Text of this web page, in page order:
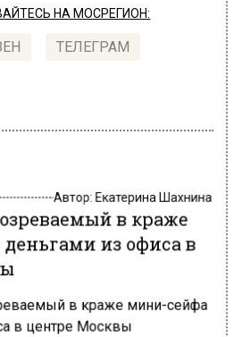
НА МОСРЕГИОН:
ТЕЛЕГРАМ
Автор: Екатерина Шахнина
в краже
из офиса в